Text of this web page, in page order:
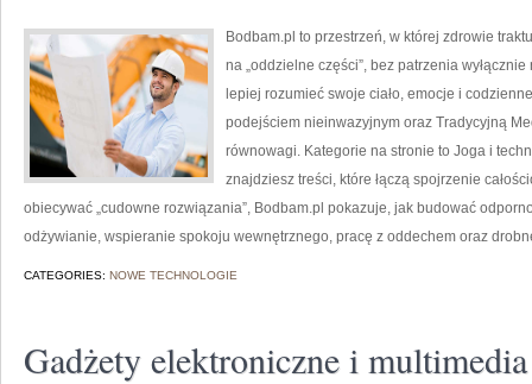
Bodbam.pl to przestrzeń, w której zdrowie
na „oddzielne części”, bez patrzenia
lepiej rozumieć swoje ciało, emocje i
podejściem nieinwazyjnym oraz Tradycyjną
równowagi. Kategorie na stronie to Joga i
znajdziesz treści, które łączą spojrzenie
obiecywać „cudowne rozwiązania”, Bodbam.pl pokazuje, jak budować
odżywianie, wspieranie spokoju wewnętrznego, pracę z oddechem oraz
CATEGORIES: NOWE TECHNOLOGIE
Gadżety elektroniczne i